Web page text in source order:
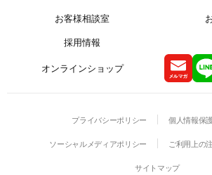
お客様相談室
採用情報
オンラインショップ
プライバシーポリシー 個人情報保
ソーシャルメディアポリシー ご利用上の
サイトマップ